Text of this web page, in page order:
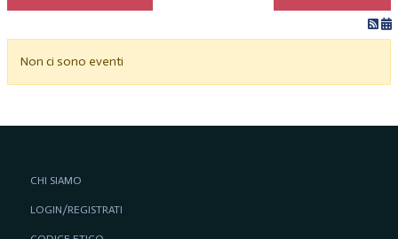
Non ci sono eventi
CHI SIAMO
LOGIN/REGISTRATI